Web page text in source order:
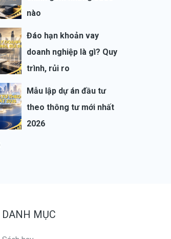
nào
Đáo hạn khoản vay
doanh nghiệp là gì? Quy
trình, rủi ro
Mẫu lập dự án đầu tư
theo thông tư mới nhất
2026
DANH MỤC